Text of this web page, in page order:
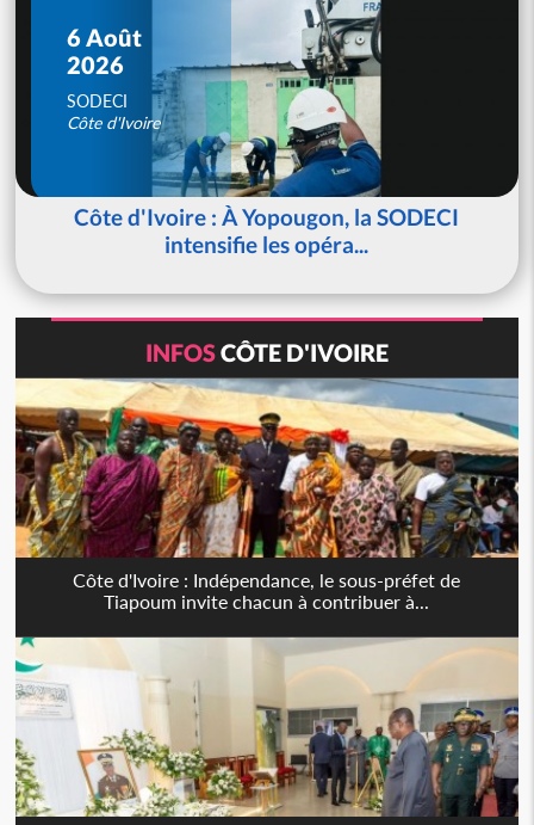
6 Août
2026
SODECI
Côte d'Ivoire
Côte d'Ivoire : À Yopougon, la SODECI
intensifie les opéra...
INFOSCÔTE D'IVOIRE
Côte d'Ivoire : Indépendance, le sous-préfet de
Tiapoum invite chacun à contribuer à...